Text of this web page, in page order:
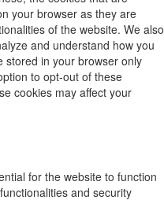
your browser as they are
of the website. We also
and understand how you
stored in your browser only
to opt-out of these
cookies may affect your
for the website to function
and security